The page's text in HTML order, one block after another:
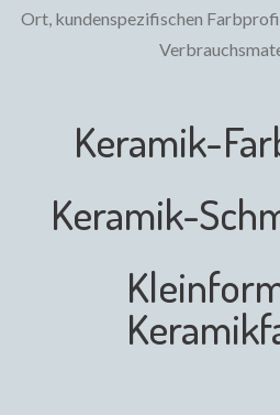
Ort, kundenspezifischen
Keramik-
Keramik-